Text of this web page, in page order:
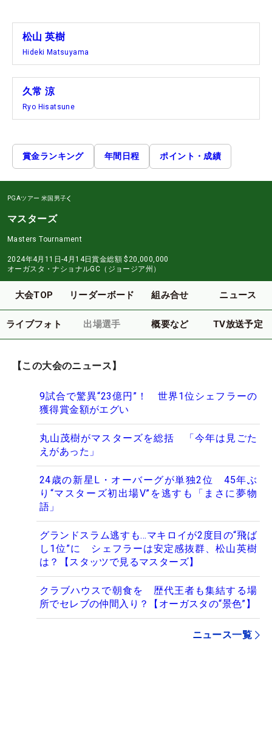
松山 英樹
Hideki Matsuyama
久常 涼
Ryo Hisatsune
賞金ランキング 年間日程 ポイント・成績
PGAツアー 米国男子
マスターズ
Masters Tournament
2024年4月11日-4月14日賞金総額 $20,000,000
オーガスタ・ナショナルGC（ジョージア州）
大会TOP リーダーボード 組み合せ ニュース
ライブフォト 出場選手 概要など TV放送予定
【この大会のニュース】
9試合で驚異“23億円”！ 世界1位シェフラーの
獲得賞金額がエグい
丸山茂樹がマスターズを総括 「今年は見ごた
えがあった」
24歳の新星L・オーバーグが単独2位 45年ぶ
り“マスターズ初出場V”を逃すも「まさに夢物
語」
グランドスラム逃すも…マキロイが2度目の“飛ば
し1位”に シェフラーは安定感抜群、松山英樹
は？【スタッツで見るマスターズ】
クラブハウスで朝食を 歴代王者も集結する場
所でセレブの仲間入り？【オーガスタの“景色”】
ニュース一覧